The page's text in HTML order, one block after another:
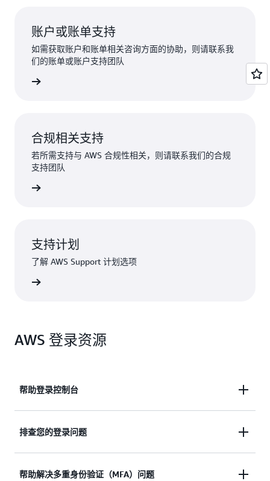
账户或账单支持
如需获取账户和账单相关咨询方面的协助，则请联系我
们的账单或账户支持团队
合规相关支持
若所需支持与 AWS 合规性相关，则请联系我们的合规
支持团队
支持计划
了解 AWS Support 计划选项
AWS 登录资源
帮助登录控制台
需要协助，以便登录 AWS 管理控制台？
排查您的登录问题
尝试登录，但凭证无效？ 或者没有访问 AWS 根用户
帮助解决多重身份验证（MFA）问题